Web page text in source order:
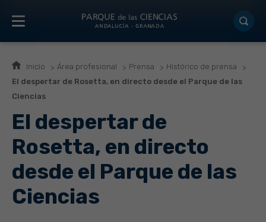
Inicio Área profesional Prensa
Histórico de prensa
El despertar de Rosetta, en directo desde el Parque de las
Ciencias
El despertar de
Rosetta, en directo
desde el Parque de las
Ciencias